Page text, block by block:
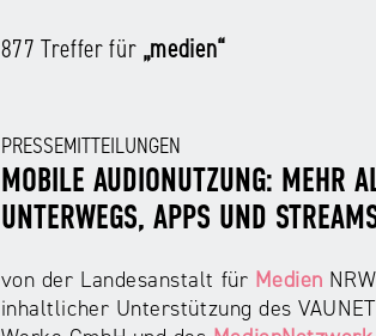
877 Treffer für „medien“
PRESSEMITTEILUNGEN
MOBILE AUDIONUTZUNG: MEHR
UNTERWEGS, APPS UND
von der Landesanstalt für Medien
inhaltlicher Unterstützung des